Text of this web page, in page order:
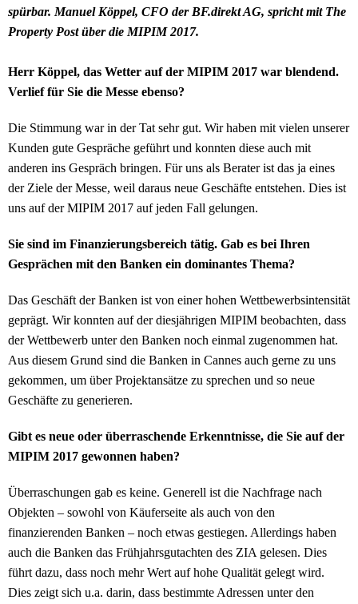
spürbar. Manuel Köppel, CFO der BF.direkt AG, spricht mit The
Property Post über die MIPIM 2017.
Herr Köppel, das Wetter auf der MIPIM 2017 war blendend.
Verlief für Sie die Messe ebenso?
Die Stimmung war in der Tat sehr gut. Wir haben mit vielen unserer
Kunden gute Gespräche geführt und konnten diese auch mit
anderen ins Gespräch bringen. Für uns als Berater ist das ja eines
der Ziele der Messe, weil daraus neue Geschäfte entstehen. Dies ist
uns auf der MIPIM 2017 auf jeden Fall gelungen.
Sie sind im Finanzierungsbereich tätig. Gab es bei Ihren
Gesprächen mit den Banken ein dominantes Thema?
Das Geschäft der Banken ist von einer hohen Wettbewerbsintensität
geprägt. Wir konnten auf der diesjährigen MIPIM beobachten, dass
der Wettbewerb unter den Banken noch einmal zugenommen hat.
Aus diesem Grund sind die Banken in Cannes auch gerne zu uns
gekommen, um über Projektansätze zu sprechen und so neue
Geschäfte zu generieren.
Gibt es neue oder überraschende Erkenntnisse, die Sie auf der
MIPIM 2017 gewonnen haben?
Überraschungen gab es keine. Generell ist die Nachfrage nach
Objekten – sowohl von Käuferseite als auch von den
finanzierenden Banken – noch etwas gestiegen. Allerdings haben
auch die Banken das Frühjahrsgutachten des ZIA gelesen. Dies
führt dazu, dass noch mehr Wert auf hohe Qualität gelegt wird.
Dies zeigt sich u.a. darin, dass bestimmte Adressen unter den